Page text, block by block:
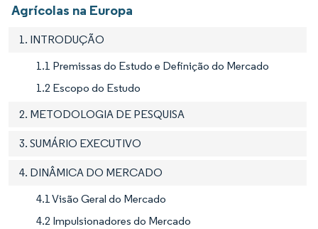
Agrícolas na Europa
1. INTRODUÇÃO
1.1 Premissas do Estudo e Definição do Mercado
1.2 Escopo do Estudo
2. METODOLOGIA DE PESQUISA
3. SUMÁRIO EXECUTIVO
4. DINÂMICA DO MERCADO
4.1 Visão Geral do Mercado
4.2 Impulsionadores do Mercado